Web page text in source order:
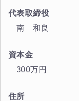
代表取締役
南 和良
資本金
300万円
住所